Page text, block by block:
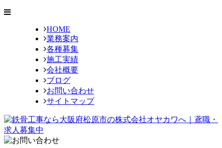
HOME
業務案内
各種募集
施工実績
会社概要
ブログ
お問い合わせ
サイトマップ